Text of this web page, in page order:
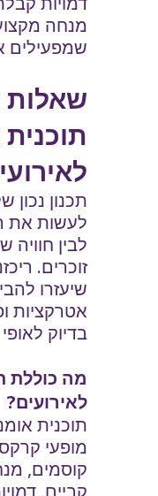
מנחה
שמפעילים
שאלות
תכנון נכון
לעשות את
לבין
זוכרים.
שיעזרו
אטרקציות
בדיוק
מה כוללת
לאירועים?
תוכנית
מופעי
קוסמים,
קביים,